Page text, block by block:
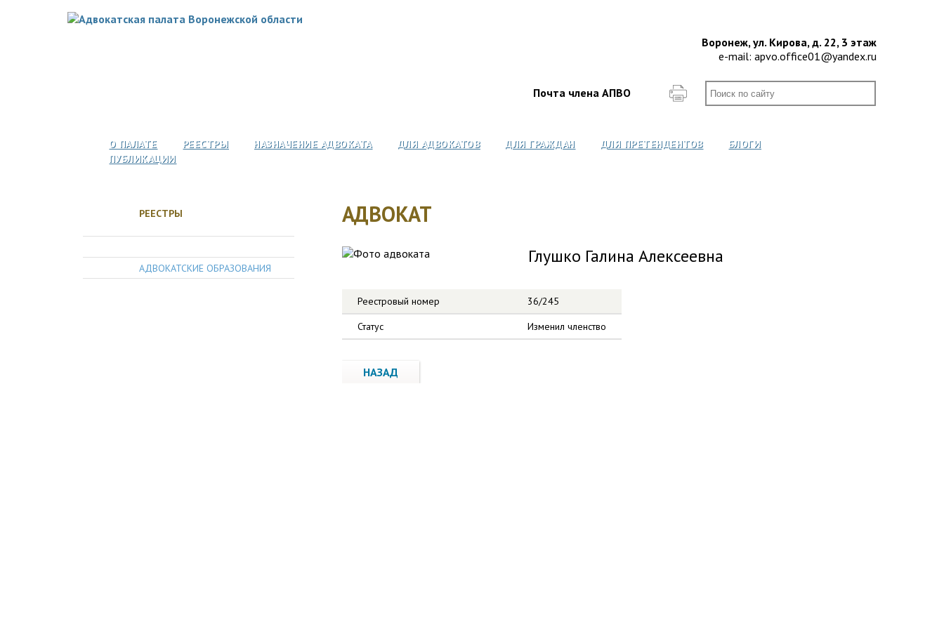
Воронеж, ул. Кирова, д. 22, 3 этаж
e-mail: apvo.office01@yandex.ru
Почта члена АПВО
О ПАЛАТЕ РЕЕСТРЫ НАЗНАЧЕНИЕ АДВОКАТА ДЛЯ АДВОКАТОВ ДЛЯ ГРАЖДАН ДЛЯ ПРЕТЕНДЕНТОВ
БЛОГИ
ПУБЛИКАЦИИ
РЕЕСТРЫ
АДВОКАТСКИЕ ОБРАЗОВАНИЯ
АДВОКАТ
Глушко Галина Алексеевна
Реестровый номер
36/245
Статус
Изменил членство
НАЗАД